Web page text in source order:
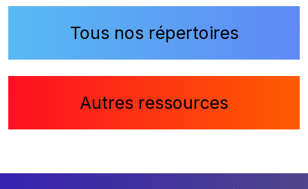
Tous nos répertoires
Autres ressources